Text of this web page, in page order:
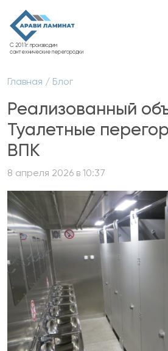
С 2011г. производим
сантехнические перегородки
Главная / Блог
Реализованный
Туалетные
ВПК
8 апреля 2026 в 10:37